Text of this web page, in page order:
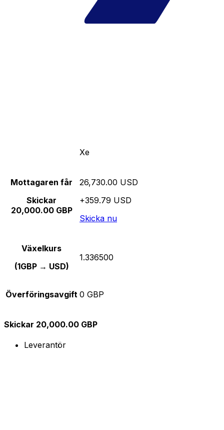
Xe
Mottagaren får
Skickar
20,000.00 GBP
26,730.00 USD
+359.79 USD
Skicka nu
Växelkurs
(1GBP → USD)
1.336500
Överföringsavgift 0 GBP
Skickar 20,000.00 GBP
Leverantör